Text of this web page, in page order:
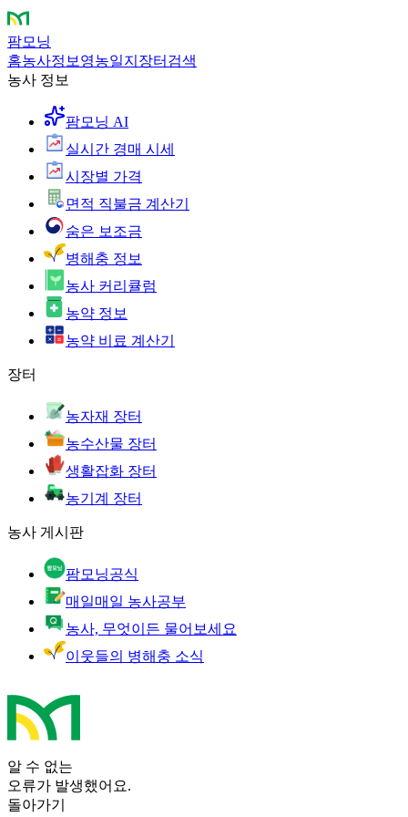
팜모닝
홈농사정보 영농일지 장터 검색
농사 정보
팜모닝 AI
실시간 경매 시세
시장별 가격
면적 직불금 계산기
숨은 보조금
병해충 정보
농사 커리큘럼
농약 정보
농약 비료 계산기
장터
농자재 장터
농수산물 장터
생활잡화 장터
농기계 장터
농사 게시판
팜모닝공식
매일매일 농사공부
농사, 무엇이든 물어보세요
이웃들의 병해충 소식
알 수 없는
오류가 발생했어요.
돌아가기